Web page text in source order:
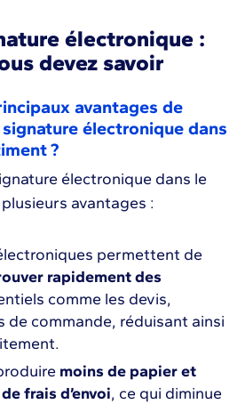
électronique :
devez savoir
avantages de
électronique dans
?
électronique dans le
avantages :
permettent de
rapidement des
comme les devis,
de commande, réduisant ainsi
moins de papier et
frais d’envoi, ce qui diminue